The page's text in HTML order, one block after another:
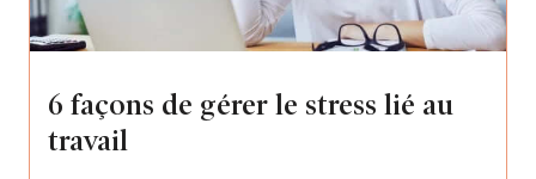
6 façons de gérer le stress lié au
travail